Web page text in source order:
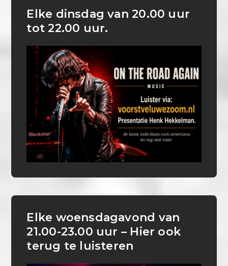
Elke dinsdag van 20.00 uur
tot 22.00 uur.
Elke woensdagavond van
21.00-23.00 uur – Hier ook
terug te luisteren